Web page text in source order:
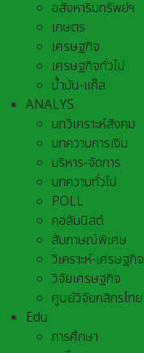
อสังหาริมทรัพย์ฯ
เกษตร
เศรษฐกิจ
เศรษฐกิจทั่วไป
น้ำมัน-แก๊ส
ANALYS
บทวิเคราะห์สังคม
บทความการเงิน
บริหาร-จัดการ
บทความทั่วไป
POLL
คอลัมนิสต์
สัมภาษณ์พิเศษ
วิเคราะห์-เศรษฐกิจ
วิจัยเศรษฐกิจ
ศูนย์วิจัยกสิกรไทย
Edu
การศึกษา